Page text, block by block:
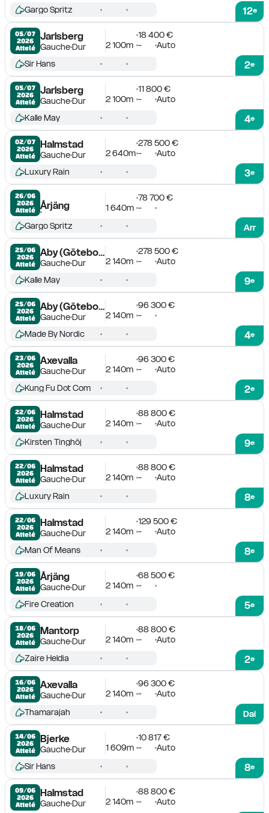
12e
Gargo Spritz
05/07
2026
Attelé
Jarlsberg
GaucheDur
18 400 €
2 100m - Auto
2e
Sir Hans
05/07
2026
Attelé
Jarlsberg
GaucheDur
11 800 €
2 100m - Auto
4e
Kalle May
02/07
2026
Attelé
Halmstad
GaucheDur
278 500 €
2 640m - Auto
3e
Luxury Rain
26/06
2026
Attelé
Årjäng
78 700 €
1 640m -
Arr
Gargo Spritz
25/06
2026
Attelé
Aby (Göteborg)
GaucheDur
278 500 €
2 140m - Auto
9e
Kalle May
25/06
2026
Attelé
Aby (Göteborg)
GaucheDur
96 300 €
2 140m -
4e
Made By Nordic
23/06
2026
Attelé
Axevalla
GaucheDur
96 300 €
2 140m - Auto
2e
Kung Fu Dot Com
22/06
2026
Attelé
Halmstad
GaucheDur
88 800 €
2 140m - Auto
9e
Kirsten Tinghöj
22/06
2026
Attelé
Halmstad
GaucheDur
88 800 €
2 140m - Auto
8e
Luxury Rain
22/06
2026
Attelé
Halmstad
GaucheDur
129 500 €
2 140m - Auto
8e
Man Of Means
19/06
2026
Attelé
Årjäng
GaucheDur
68 500 €
2 140m -
5e
Fire Creation
18/06
2026
Attelé
Mantorp
GaucheDur
88 800 €
2 140m - Auto
2e
Zaire Heldia
16/06
2026
Attelé
Axevalla
GaucheDur
96 300 €
2 140m -
Auto
Dai
Thamarajah
14/06
2026
Attelé
Bjerke
GaucheDur
10 817 €
1 609m - Auto
8e
Sir Hans
09/06
2026
Attelé
Halmstad
GaucheDur
88 800 €
2 140m - Auto